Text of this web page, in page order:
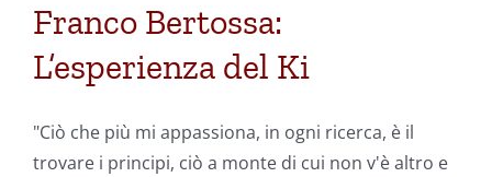
Franco Bertossa:
L’esperienza del Ki
"Ciò che più mi appassiona, in ogni ricerca, è il
trovare i principi, ciò a monte di cui non v'è altro e